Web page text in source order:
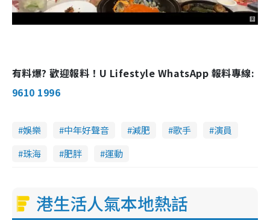
有料爆? 歡迎報料！U Lifestyle WhatsApp 報料專線:
9610 1996
娛樂 中年好聲音 減肥 歌手
演員
珠海
肥胖 運動
港生活人氣本地熱話